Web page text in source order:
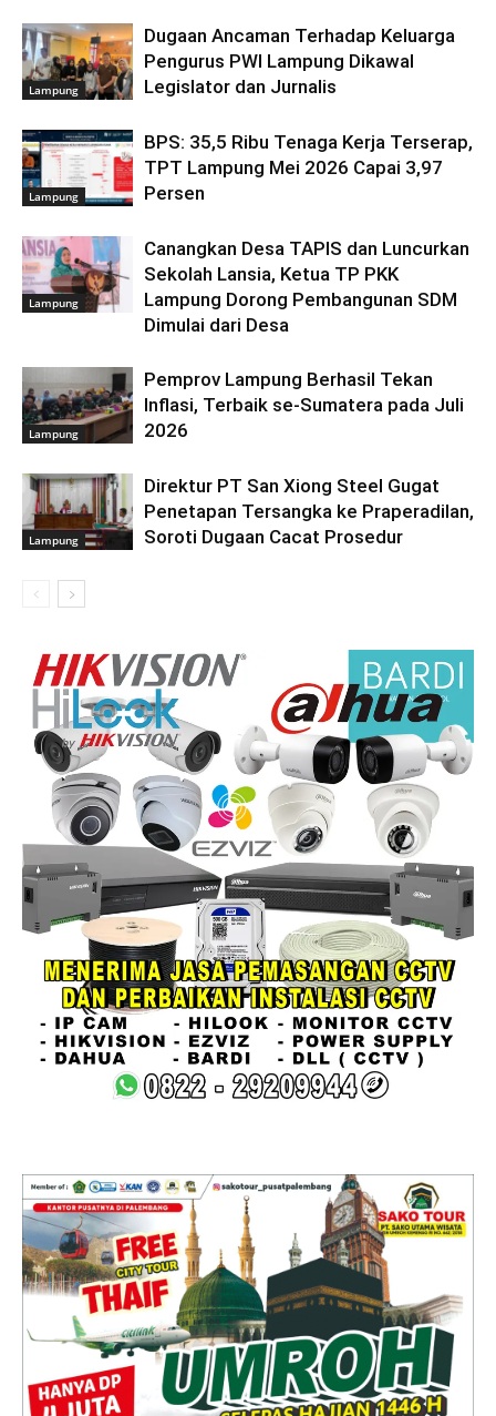
Lampung
Dugaan Ancaman Terhadap Keluarga
Pengurus PWI Lampung Dikawal
Legislator dan Jurnalis
Lampung
BPS: 35,5 Ribu Tenaga Kerja Terserap,
TPT Lampung Mei 2026 Capai 3,97
Persen
Lampung
Canangkan Desa TAPIS dan Luncurkan
Sekolah Lansia, Ketua TP PKK
Lampung Dorong Pembangunan SDM
Dimulai dari Desa
Lampung
Pemprov Lampung Berhasil Tekan
Inflasi, Terbaik se-Sumatera pada Juli
2026
Lampung
Direktur PT San Xiong Steel Gugat
Penetapan Tersangka ke Praperadilan,
Soroti Dugaan Cacat Prosedur